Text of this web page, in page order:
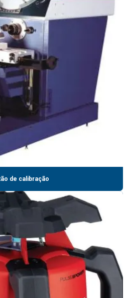
de calibração